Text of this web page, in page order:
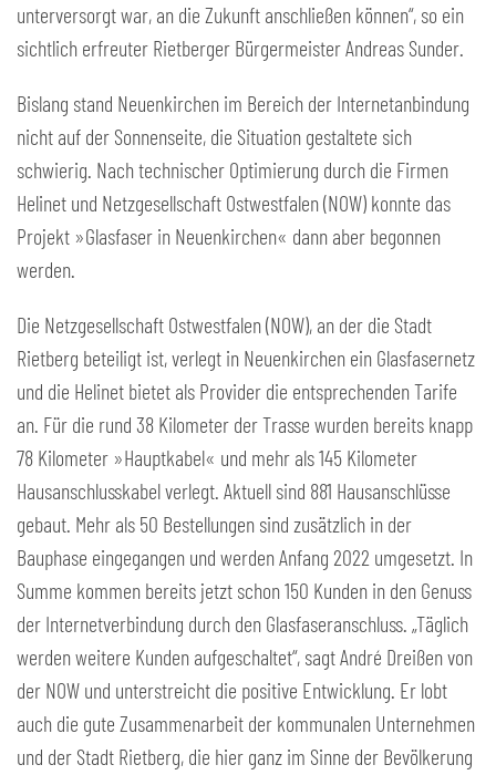
unterversorgt war, an die Zukunft anschließen können“, so ein
sichtlich erfreuter Rietberger Bürgermeister Andreas Sunder.
Bislang stand Neuenkirchen im Bereich der Internetanbindung
nicht auf der Sonnenseite, die Situation gestaltete sich
schwierig. Nach technischer Optimierung durch die Firmen
Helinet und Netzgesellschaft Ostwestfalen (NOW) konnte das
Projekt »Glasfaser in Neuenkirchen« dann aber begonnen
werden.
Die Netzgesellschaft Ostwestfalen (NOW), an der die Stadt
Rietberg beteiligt ist, verlegt in Neuenkirchen ein Glasfasernetz
und die Helinet bietet als Provider die entsprechenden Tarife
an. Für die rund 38 Kilometer der Trasse wurden bereits knapp
78 Kilometer »Hauptkabel« und mehr als 145 Kilometer
Hausanschlusskabel verlegt. Aktuell sind 881 Hausanschlüsse
gebaut. Mehr als 50 Bestellungen sind zusätzlich in der
Bauphase eingegangen und werden Anfang 2022 umgesetzt. In
Summe kommen bereits jetzt schon 150 Kunden in den Genuss
der Internetverbindung durch den Glasfaseranschluss. „Täglich
werden weitere Kunden aufgeschaltet“, sagt André Dreißen von
der NOW und unterstreicht die positive Entwicklung. Er lobt
auch die gute Zusammenarbeit der kommunalen Unternehmen
und der Stadt Rietberg, die hier ganz im Sinne der Bevölkerung